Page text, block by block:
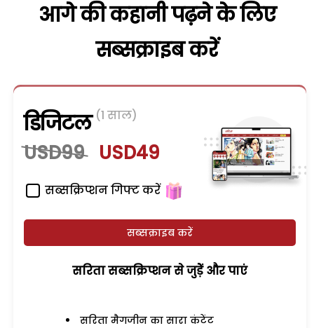
आगे की कहानी पढ़ने के लिए
सब्सक्राइब करें
डिजिटल (1 साल)
USD99 USD49
सब्सक्रिप्शन गिफ्ट करें
सब्सक्राइब करें
सरिता सब्सक्रिप्शन से जुड़ेें और पाएं
सरिता मैगजीन का सारा कंटेंट